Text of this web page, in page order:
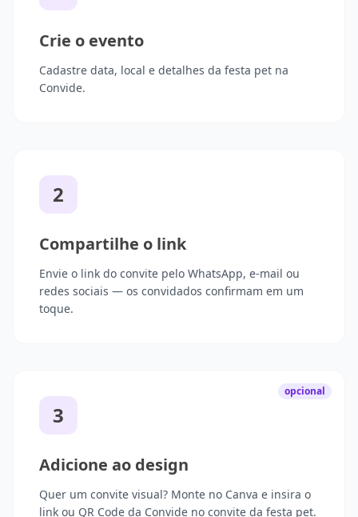
Crie o evento
Cadastre data, local e detalhes da festa pet na
Convide.
2
Compartilhe o link
Envie o link do convite pelo WhatsApp, e-mail ou
redes sociais — os convidados confirmam em um
toque.
opcional
3
Adicione ao design
Quer um convite visual? Monte no Canva e insira o
link ou QR Code da Convide no convite da festa pet.